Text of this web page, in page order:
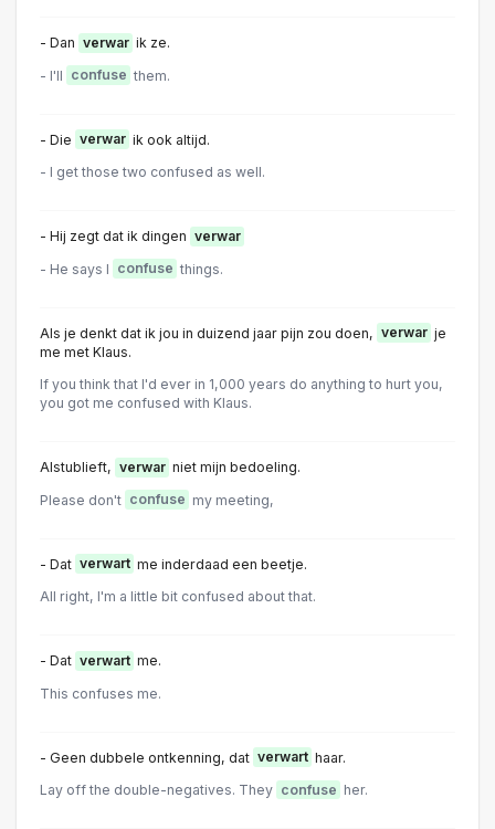
- Dan verwar ik ze.
- I'll confuse them.
- Die verwar ik ook altijd.
- I get those two confused as well.
- Hij zegt dat ik dingen verwar
- He says I confuse things.
Als je denkt dat ik jou in duizend jaar pijn zou doen, verwar je
me met Klaus.
If you think that I'd ever in 1,000 years do anything to hurt you,
you got me confused with Klaus.
Alstublieft, verwar niet mijn bedoeling.
Please don't confuse my meeting,
- Dat verwart me inderdaad een beetje.
All right, I'm a little bit confused about that.
- Dat verwart me.
This confuses me.
- Geen dubbele ontkenning, dat verwart haar.
Lay off the double-negatives. They confuse her.